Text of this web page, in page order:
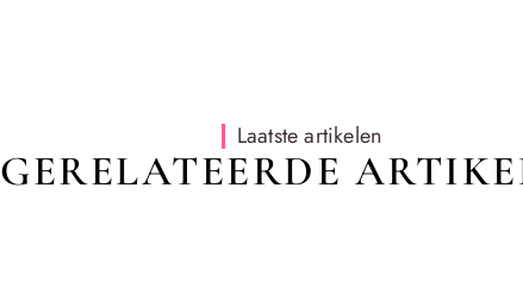
Laatste artikelen
GERELATEERDE